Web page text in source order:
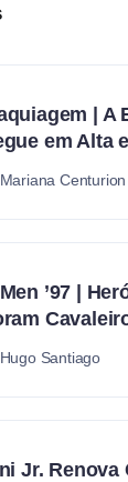
| A
em Alta
Mariana Centurion
’97 |
Hugo Santiago
Jr. Renova